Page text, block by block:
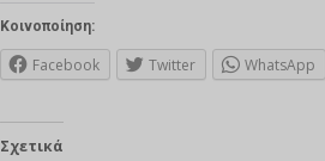
Κοινοποίηση:
Facebook Twitter WhatsApp
Σχετικά